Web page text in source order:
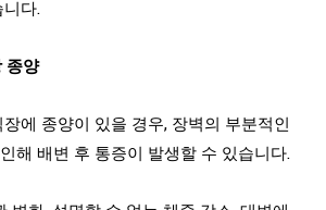
다.
종양
에 종양이 있을 경우, 장벽의 부분적인
해 배변 후 통증이 발생할 수 있습니다.